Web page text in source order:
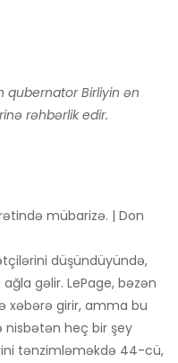
qubernator Birliyin ən
rəhbərlik edir.
mübarizə. | Don
düşündüyündə,
ağla gəlir. LePage, bəzən
xəbərə girir, amma bu
nisbətən heç bir şey
tənzimləməkdə 44-cü,